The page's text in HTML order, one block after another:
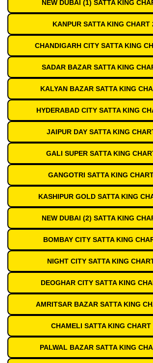
NEW DUBAI (1) SATTA KING
KANPUR SATTA KING CHART
CHANDIGARH CITY SATTA KING
SADAR BAZAR SATTA KING
KALYAN BAZAR SATTA KING
HYDERABAD CITY SATTA KING
JAIPUR DAY SATTA KING
GALI SUPER SATTA KING
GANGOTRI SATTA KING
KASHIPUR GOLD SATTA KING
NEW DUBAI (2) SATTA KING
BOMBAY CITY SATTA KING
NIGHT CITY SATTA KING
DEOGHAR CITY SATTA KING
AMRITSAR BAZAR SATTA KING
CHAMELI SATTA KING CHART
PALWAL BAZAR SATTA KING